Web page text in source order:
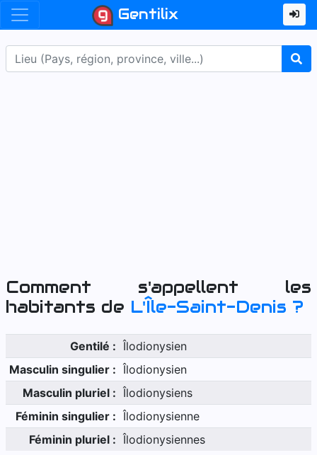
Gentilix
Comment s'appellent les
habitants de L'Île-Saint-Denis ?
Gentilé : Îlodionysien
Masculin singulier : Îlodionysien
Masculin pluriel : Îlodionysiens
Féminin singulier : Îlodionysienne
Féminin pluriel : Îlodionysiennes